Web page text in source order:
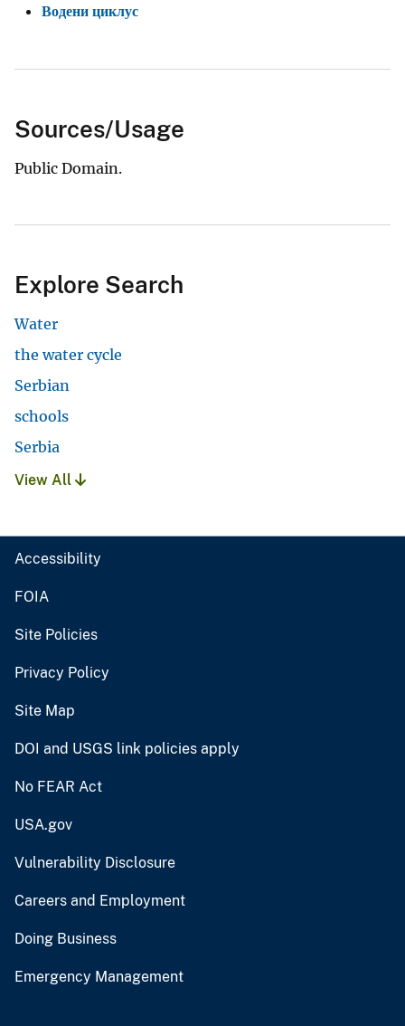
Водени циклус
Sources/Usage
Public Domain.
Explore Search
Water
the water cycle
Serbian
schools
Serbia
View All
Accessibility
FOIA
Site Policies
Privacy Policy
Site Map
DOI and USGS link policies apply
No FEAR Act
USA.gov
Vulnerability Disclosure
Careers and Employment
Doing Business
Emergency Management